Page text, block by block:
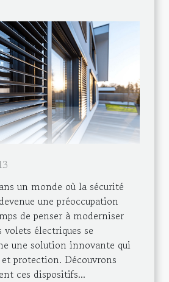
un monde où la sécurité
une préoccupation
de penser à moderniser
électriques se
une solution innovante qui
protection. Découvrons
ces dispositifs...